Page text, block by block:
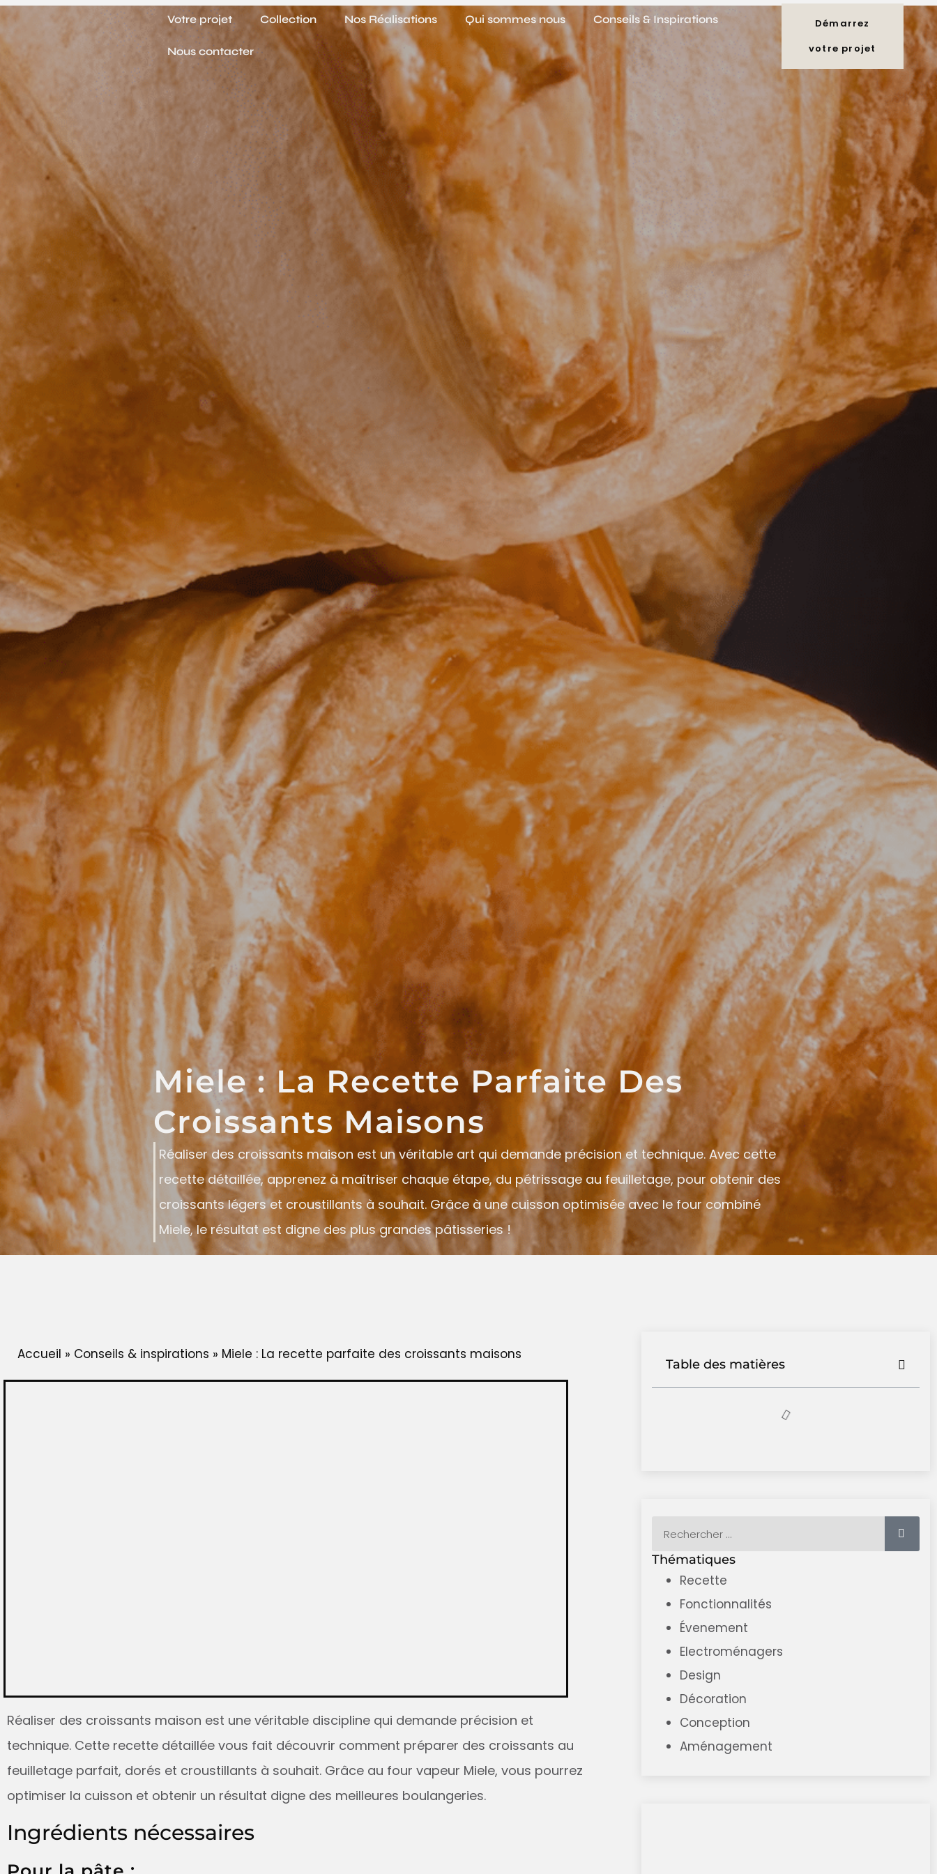
Panneau de gestion des cookies
Votre projet Collection Nos Réalisations Qui sommes nous Conseils & Inspirations
Nous contacter
Démarrez
votre projet
Miele : La Recette Parfaite Des
Croissants Maisons
Réaliser des croissants maison est un véritable art qui demande précision et technique. Avec cette
recette détaillée, apprenez à maîtriser chaque étape, du pétrissage au feuilletage, pour obtenir des
croissants légers et croustillants à souhait. Grâce à une cuisson optimisée avec le four combiné
Miele, le résultat est digne des plus grandes pâtisseries !
Accueil » Conseils & inspirations » Miele : La recette parfaite des croissants maisons
Réaliser des croissants maison est une véritable discipline qui demande précision et
technique. Cette recette détaillée vous fait découvrir comment préparer des croissants au
feuilletage parfait, dorés et croustillants à souhait. Grâce au four vapeur Miele, vous pourrez
optimiser la cuisson et obtenir un résultat digne des meilleures boulangeries.
Ingrédients nécessaires
Table des matières
Thématiques
Recette
Fonctionnalités
Évenement
Electroménagers
Design
Décoration
Conception
Aménagement